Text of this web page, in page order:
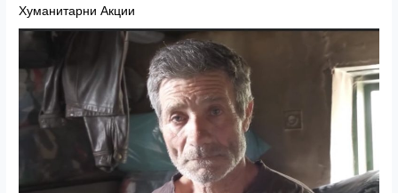
Хуманитарни Акции